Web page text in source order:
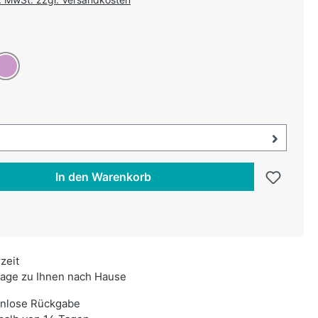
ist zurzeit nicht verfügbar.)
Flieder
öffnen, aktuell ausgewählt:
In den Warenkorb
zu Ihnen nach Hause
Rückgabe